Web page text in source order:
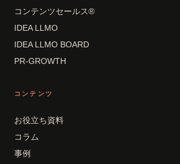
コンテンツセールス®
IDEA LLMO
IDEA LLMO BOARD
PR-GROWTH
コンテンツ
お役立ち資料
コラム
事例